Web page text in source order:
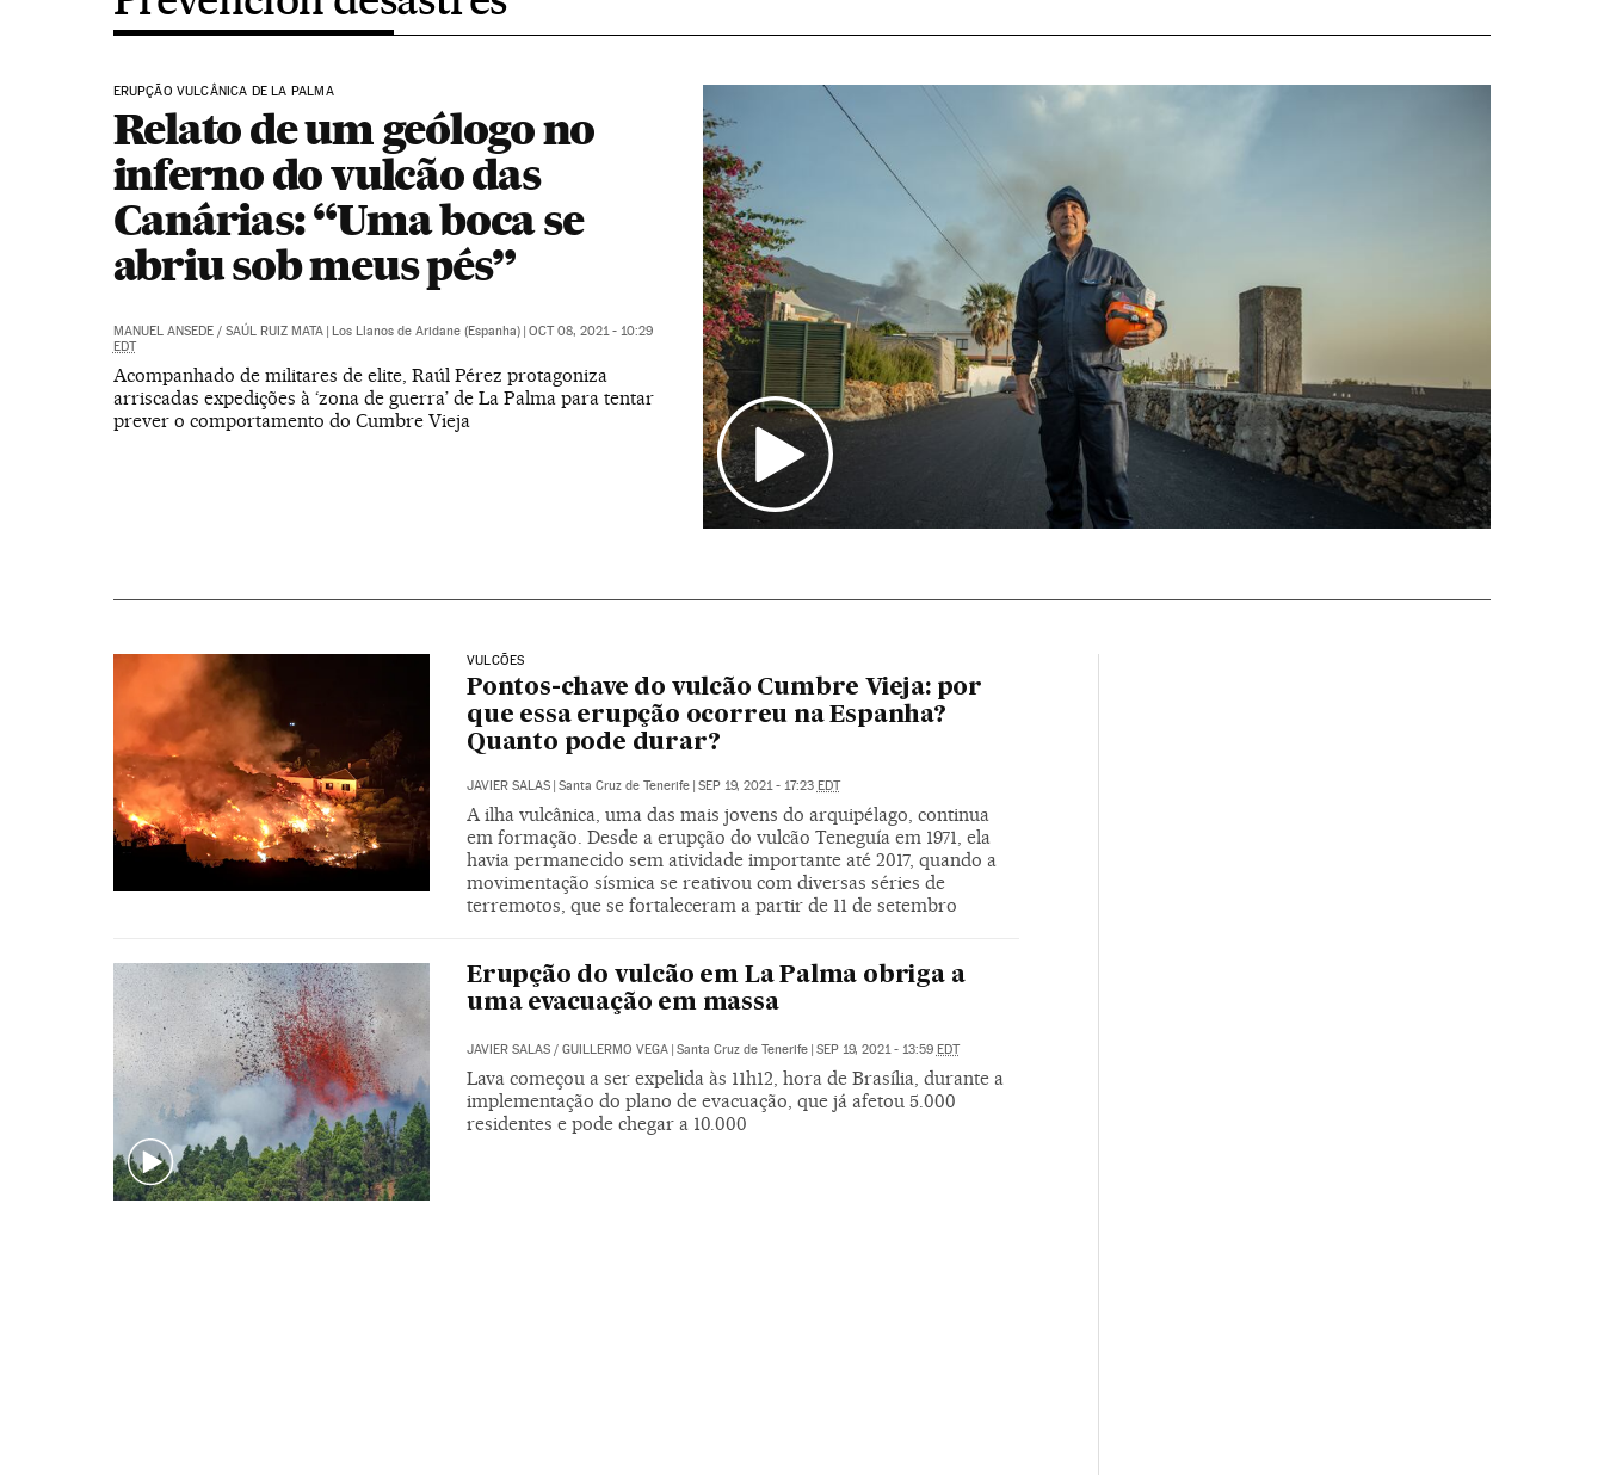
ERUPÇÃO VULCÂNICA DE LA PALMA
Relato de um geólogo no
inferno do vulcão das
Canárias: “Uma boca se
abriu sob meus pés”
MANUEL ANSEDE/ SAÚL RUIZ MATA | Los Llanos de Aridane (Espanha) | OCT 08, 2021 - 10:29
EDT
Acompanhado de militares de elite, Raúl Pérez protagoniza
arriscadas expedições à ‘zona de guerra’ de La Palma para tentar
prever o comportamento do Cumbre Vieja
VULCÕES
Pontos-chave do vulcão Cumbre Vieja: por
que essa erupção ocorreu na Espanha?
Quanto pode durar?
JAVIER SALAS | Santa Cruz de Tenerife | SEP 19, 2021 - 17:23 EDT
A ilha vulcânica, uma das mais jovens do arquipélago, continua
em formação. Desde a erupção do vulcão Teneguía em 1971, ela
havia permanecido sem atividade importante até 2017, quando a
movimentação sísmica se reativou com diversas séries de
terremotos, que se fortaleceram a partir de 11 de setembro
Erupção do vulcão em La Palma obriga a
uma evacuação em massa
JAVIER SALAS/ GUILLERMO VEGA | Santa Cruz de Tenerife | SEP 19, 2021 - 13:59 EDT
Lava começou a ser expelida às 11h12, hora de Brasília, durante a
implementação do plano de evacuação, que já afetou 5.000
residentes e pode chegar a 10.000